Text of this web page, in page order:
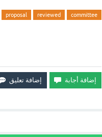
committee
reviewed
proposal